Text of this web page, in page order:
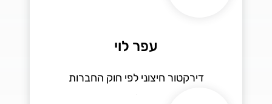
עפר לוי
דירקטור חיצוני לפי חוק החברות